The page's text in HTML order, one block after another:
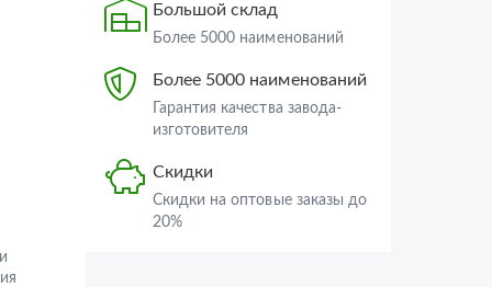
Большой склад
Более 5000 наименований
Более 5000 наименований
Гарантия качества завода-
изготовителя
Скидки
Скидки на оптовые заказы до
20%